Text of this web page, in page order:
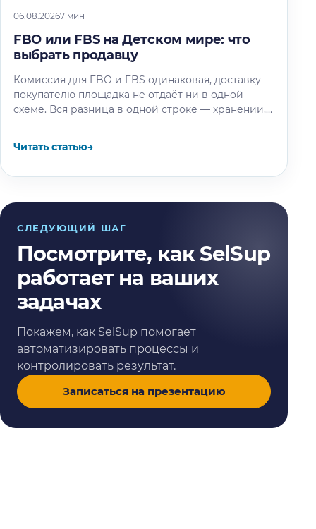
06.08.20267 мин
FBO или FBS на Детском мире: что
выбрать продавцу
Комиссия для FBO и FBS одинаковая, доставку
покупателю площадка не отдаёт ни в одной
схеме. Вся разница в одной строке — хранении,
Читать статью→
СЛЕДУЮЩИЙ ШАГ
Посмотрите, как SelSup
работает на ваших
задачах
Покажем, как SelSup помогает
автоматизировать процессы и
контролировать результат.
Записаться на презентацию